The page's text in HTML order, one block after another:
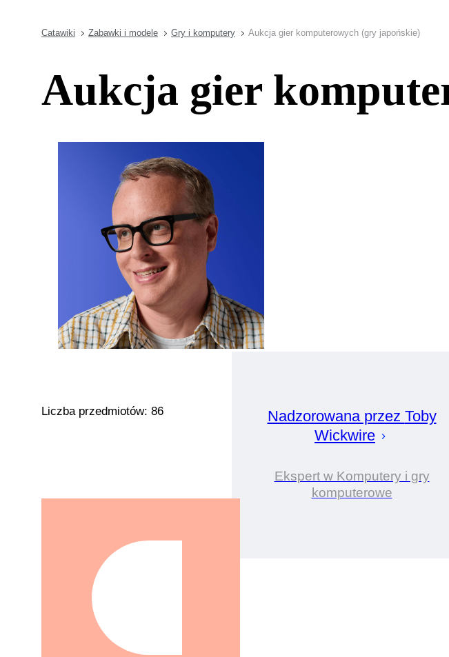
Catawiki Zabawki i modele Gry i komputery Aukcja gier komputerowych (gry japońskie)
Aukcja gier
Nadzorowana przez Toby
Wickwire
Ekspert w Komputery i gry
komputerowe
Liczba przedmiotów: 86